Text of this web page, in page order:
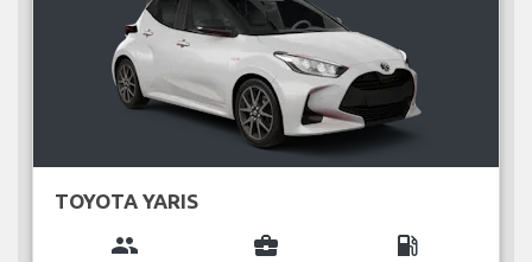
TOYOTA YARIS
group business_center local_gas_station